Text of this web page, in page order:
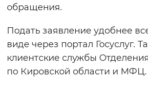
обращения.
Подать заявление удобнее
виде через портал Госуслуг.
клиентские службы
по Кировской области и МФЦ.